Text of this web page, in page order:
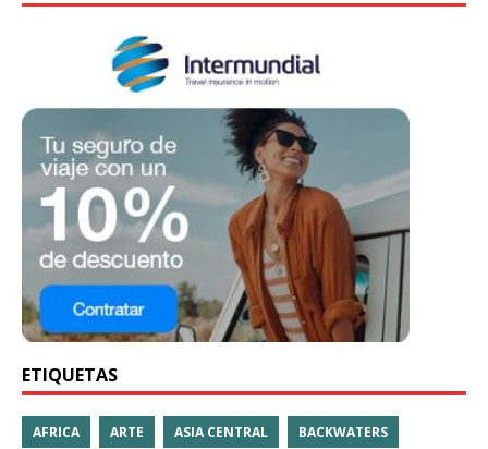
ETIQUETAS
AFRICA ARTE ASIA CENTRAL BACKWATERS